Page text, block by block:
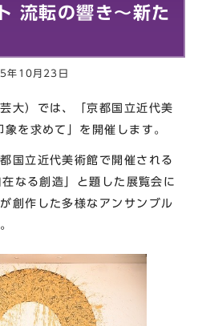
流転の響き～新た
年10月23日
大）では、「京都国立近代美
を求めて」を開催します。
国立近代美術館で開催される
なる創造」と題した展覧会に
創作した多様なアンサンブル